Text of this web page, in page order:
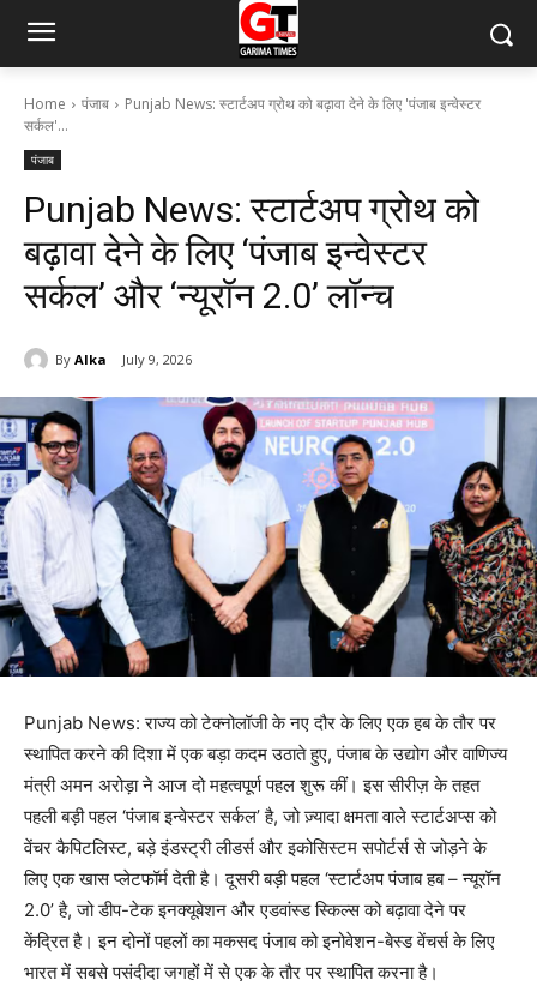
Home पंजाब
Punjab News: स्टार्टअप ग्रोथ को बढ़ावा देने के लिए 'पंजाब इन्वेस्टर
सर्कल'...
पंजाब
Punjab News: स्टार्टअप ग्रोथ को
बढ़ावा देने के लिए ‘पंजाब इन्वेस्टर
सर्कल’ और ‘न्यूरॉन 2.0’ लॉन्च
By Alka July 9, 2026
Punjab News: राज्य को टेक्नोलॉजी के नए दौर के लिए एक हब के तौर पर
स्थापित करने की दिशा में एक बड़ा कदम उठाते हुए, पंजाब के उद्योग और वाणिज्य
मंत्री अमन अरोड़ा ने आज दो महत्वपूर्ण पहल शुरू कीं। इस सीरीज़ के तहत
पहली बड़ी पहल ‘पंजाब इन्वेस्टर सर्कल’ है, जो ज़्यादा क्षमता वाले स्टार्टअप्स को
वेंचर कैपिटलिस्ट, बड़े इंडस्ट्री लीडर्स और इकोसिस्टम सपोर्टर्स से जोड़ने के
लिए एक खास प्लेटफॉर्म देती है। दूसरी बड़ी पहल ‘स्टार्टअप पंजाब हब – न्यूरॉन
2.0’ है, जो डीप-टेक इनक्यूबेशन और एडवांस्ड स्किल्स को बढ़ावा देने पर
केंद्रित है। इन दोनों पहलों का मकसद पंजाब को इनोवेशन-बेस्ड वेंचर्स के लिए
भारत में सबसे पसंदीदा जगहों में से एक के तौर पर स्थापित करना है।